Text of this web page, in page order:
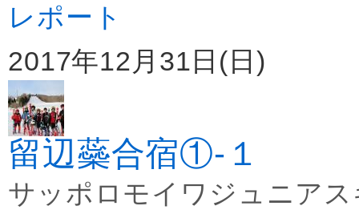
レポート
2017年12月31日(日)
留辺蘂合宿①-１
サッポロモイワジュニア